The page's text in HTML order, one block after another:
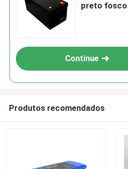
preto
Continue
Produtos recomendados